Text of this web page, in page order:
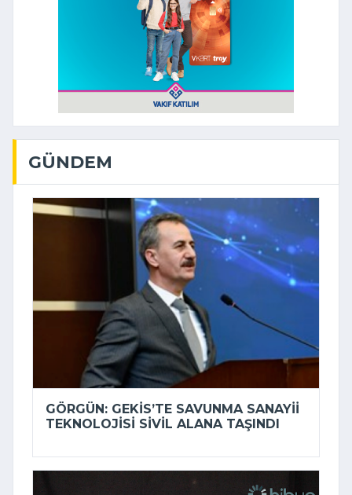
GÜNDEM
GÖRGÜN: GEKİS’TE SAVUNMA SANAYII
TEKNOLOJISI SIVIL ALANA TAŞINDI